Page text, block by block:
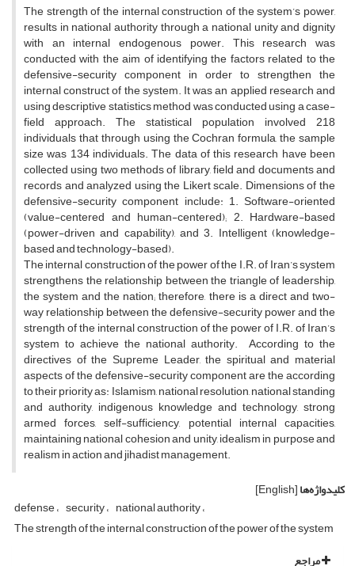
The strength of the internal construction of the system’s power,
results in national authority through a national unity and dignity
with an internal endogenous power. This research was
conducted with the aim of identifying the factors related to the
defensive-security component in order to strengthen the
internal construct of the system. It was an applied research and
using descriptive statistics method was conducted using a case-
field approach. The statistical population involved 218
individuals that through using the Cochran formula, the sample
size was 134 individuals. The data of this research have been
collected using two methods of library, field and documents and
records and analyzed using the Likert scale. Dimensions of the
defensive-security component include: 1. Software-oriented
(value-centered and human-centered); 2. Hardware-based
(power-driven and capability), and 3. Intelligent (knowledge-
based and technology-based).
The internal construction of the power of the I.R. of Iran’s system
strengthens the relationship between the triangle of leadership,
the system and the nation; therefore, there is a direct and two-
way relationship between the defensive-security power and the
strength of the internal construction of the power of I.R. of Iran’s
system to achieve the national authority. According to the
directives of the Supreme Leader, the spiritual and material
aspects of the defensive-security component are the according
to their priority as: Islamism, national resolution, national standing
and authority, indigenous knowledge and technology, strong
armed forces, self-sufficiency, potential internal capacities,
maintaining national cohesion and unity, idealism in purpose and
realism in action and jihadist management.
کلیدواژه‌ها[English]
defense security national authority
The strength of the internal construction of the power of the system
مراجع